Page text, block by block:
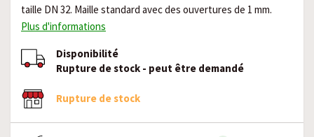
taille DN 32. Maille standard avec des ouvertures de 1 mm.
Plus d'informations
Disponibilité
Rupture de stock - peut être demandé
Rupture de stock